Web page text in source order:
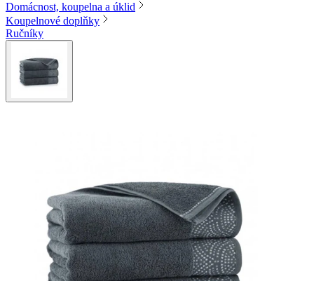
Domácnost, koupelna a úklid
Koupelnové doplňky
Ručníky